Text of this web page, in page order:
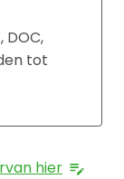
zet hier neer
DOC,
tot
hier